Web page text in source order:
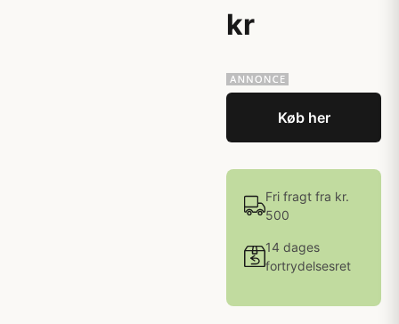
kr
Køb her
Fri fragt fra kr.
500
14 dages
fortrydelsesret